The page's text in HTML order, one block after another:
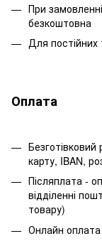
При
безкоштовна
Для постійних
Оплата
карту, IBAN,
Післяплата -
відділенні
товару)
Онлайн оплата